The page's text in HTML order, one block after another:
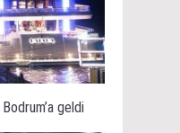
geldi